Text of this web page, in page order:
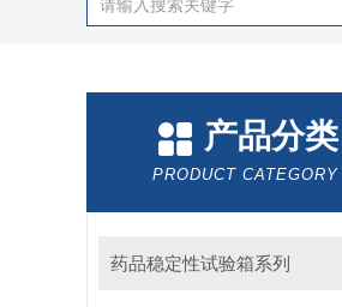
产品分类
PRODUCT CATEGORY
药品稳定性试验箱系列